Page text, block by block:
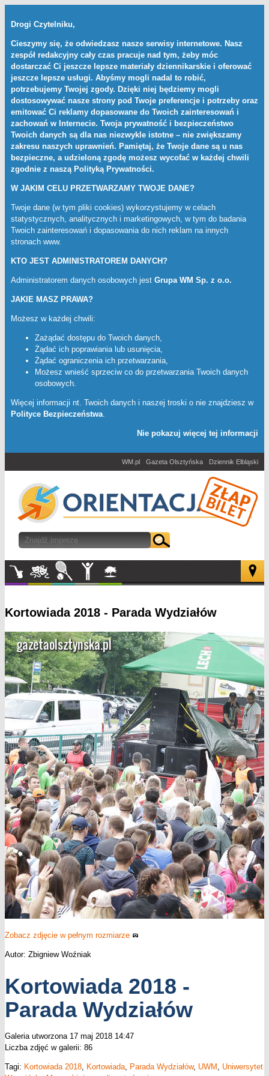
Drogi Czytelniku,
Cieszymy się, że odwiedzasz nasze serwisy internetowe. Nasz
zespół redakcyjny cały czas pracuje nad tym, żeby móc
dostarczać Ci jeszcze lepsze materiały dziennikarskie i oferować
jeszcze lepsze usługi. Abyśmy mogli nadal to robić,
potrzebujemy Twojej zgody. Dzięki niej będziemy mogli
dostosowywać nasze strony pod Twoje preferencje i potrzeby oraz
emitować Ci reklamy dopasowane do Twoich zainteresowań i
zachowań w Internecie. Twoja prywatność i bezpieczeństwo
Twoich danych są dla nas niezwykle istotne – nie zwiększamy
zakresu naszych uprawnień. Pamiętaj, że Twoje dane są u nas
bezpieczne, a udzieloną zgodę możesz wycofać w każdej chwili
zgodnie z naszą Polityką Prywatności.
W JAKIM CELU PRZETWARZAMY TWOJE DANE?
Twoje dane (w tym pliki cookies) wykorzystujemy w celach
statystycznych, analitycznych i marketingowych, w tym do badania
Twoich zainteresowań i dopasowania do nich reklam na innych
stronach www.
KTO JEST ADMINISTRATOREM DANYCH?
Administratorem danych osobowych jest Grupa WM Sp. z o.o.
JAKIE MASZ PRAWA?
Możesz w każdej chwili:
Zażądać dostępu do Twoich danych,
Żądać ich poprawiania lub usunięcia,
Żądać ograniczenia ich przetwarzania,
Możesz wnieść sprzeciw co do przetwarzania Twoich danych
osobowych.
Więcej informacji nt. Twoich danych i naszej troski o nie znajdziesz w
Polityce Bezpieczeństwa.
Nie pokazuj więcej tej informacji
Dziennik Elbląski
Gazeta Olsztyńska
WM.pl
MuzykaKultura Sport Inne
Kortowiada 2018 - Parada Wydziałów
Zobacz zdjęcie w pełnym rozmiarze
Autor: Zbigniew Woźniak
Kortowiada 2018 -
Parada Wydziałów
Galeria utworzona 17 maj 2018 14:47
Liczba zdjęć w galerii: 86
Tagi: Kortowiada 2018 Kortowiada Parada Wydziałów, UWM
Uniwersytet